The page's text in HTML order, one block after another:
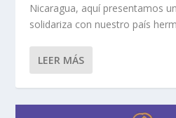
Nicaragua, aquí presentamos
solidariza con nuestro país
LEER MÁS